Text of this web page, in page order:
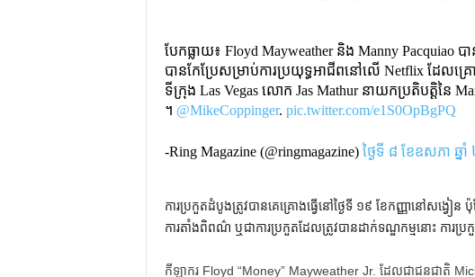
បែកធ្លាយ៖ Floyd Mayweather និង Manny
បានកែប្រែសម្រាប់ការប្រយុទ្ធអាជីពនៅលើ Netflix ដែលគ្រោ
ទីក្រុង Las Vegas លោក Jas Mathur នាយកប្រតិបត្តិនៃ
។ @MikeCoppinger. pic.twitter.com/e1S0OpBgPQ
-Ring Magazine (@ringmagazine) ថ្ងៃទី ៨ ខែឧសភា ឆ្ន
ការ​ប្រកួត​ដំបូង​ត្រូវ​បាន​គេ​គ្រោង​ធ្វើ​នៅ​ថ្ងៃ​ទី ១៩ ខែ​កញ្ញា​នៅ​សង្វ
ការ​តាំង​ពិពណ៌ ឬ​ជា​ការ​ប្រកួត​ដែល​ត្រូវ​បាន​ដាក់​ទណ្ឌកម្ម​នោះ ការ​ប្រ
កីឡាករ Floyd “Money” Mayweather Jr. ដែលជាជនជាតិ